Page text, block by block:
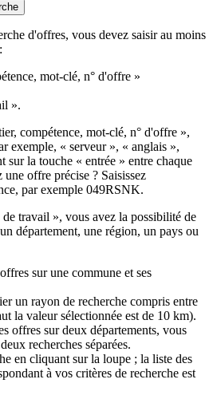
d'offres, vous devez saisir au moins
mot-clé, n° d'offre »
».
compétence, mot-clé, n° d'offre »,
exemple, « serveur », « anglais »,
sur la touche « entrée » entre chaque
offre précise ? Saisissez
par exemple 049RSNK.
travail », vous avez la possibilité de
département, une région, un pays ou
sur une commune et ses
un rayon de recherche compris entre
la valeur sélectionnée est de 10 km).
offres sur deux départements, vous
recherches séparées.
en cliquant sur la loupe ; la liste des
à vos critères de recherche est